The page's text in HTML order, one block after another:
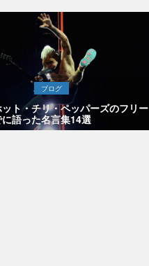
ブログ
ト・チリ・ペッパーズのフリー
語った名言集14選